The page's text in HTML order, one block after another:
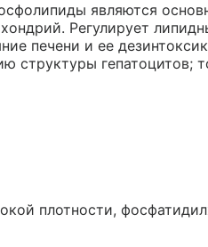
являются
Регулирует
печени и ее
структуры гепатоцитов;
плотности,